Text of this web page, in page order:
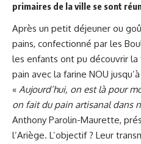
primaires de la ville se sont
Après un petit déjeuner ou
pains, confectionné par les
les enfants ont pu découvrir
pain avec la farine NOU
« Aujourd’hui, on est là pour
on fait du pain artisanal dans
Anthony Parolin-Maurette,
l’Ariège. L’objectif ? Leur